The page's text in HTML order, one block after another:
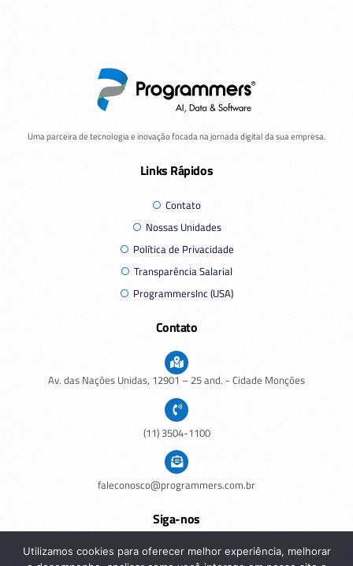
Uma parceira de tecnologia e inovação focada na jornada digital da sua empresa.
Links Rápidos
Contato
Nossas Unidades
Política de Privacidade
Transparência Salarial
ProgrammersInc (USA)
Contato
Av. das Nações Unidas, 12901– 25 and. - Cidade Monções
(11) 3504-1100
faleconosco@programmers.com.br
Siga-nos
Utilizamos cookies para oferecer melhor experiência, melhorar